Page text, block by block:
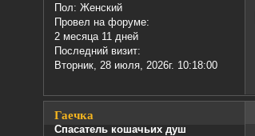
Пол: Женский
Провел на форуме:
2 месяца 11 дней
Последний визит:
Вторник, 28 июля, 2026г. 10:18:00
Гаечка
Спасатель кошачьих душ